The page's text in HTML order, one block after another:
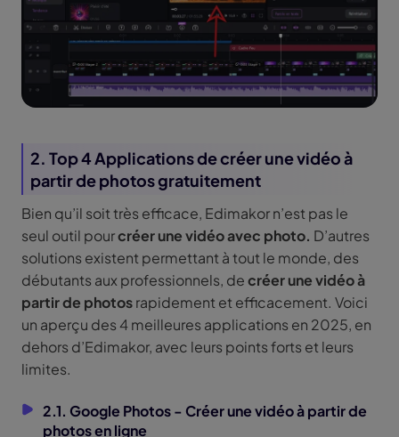
2. Top 4 Applications de créer une vidéo à
partir de photos gratuitement
Bien qu’il soit très efficace, Edimakor n’est pas le
seul outil pourcréer une vidéo avec photo. D’autres
solutions existent permettant à tout le monde, des
débutants aux professionnels, decréer une vidéo à
partir de photosrapidement et efficacement. Voici
un aperçu des 4 meilleures applications en 2025, en
dehors d’Edimakor, avec leurs points forts et leurs
limites.
2.1. Google Photos - Créer une vidéo à partir de
photos en ligne